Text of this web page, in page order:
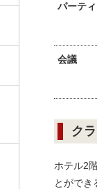
パーテ
会議
ク
ホテル2
とができ